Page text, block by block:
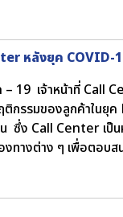
หลังยุค COVID-
19 เจ้าหน้าที่ Call
ติกรรมของลูกค้าในยุ
ซึ่ง Call Center เป็
ทางต่าง ๆ เพื่อตอบ